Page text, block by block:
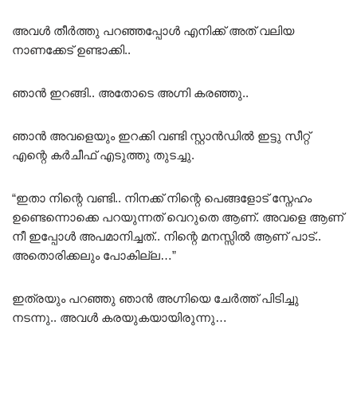
അവൾ തീർത്തു പറഞ്ഞപ്പോൾ എനിക്ക് അത് വലിയ
നാണക്കേട് ഉണ്ടാക്കി..
ഞാൻ ഇറങ്ങി.. അതോടെ അഗ്നി കരഞ്ഞു..
ഞാൻ അവളെയും ഇറക്കി വണ്ടി സ്റ്റാൻഡിൽ ഇട്ടു സീറ്റ്‌
എന്റെ കർചീഫ് എടുത്തു തുടച്ചു.
“ഇതാ നിന്റെ വണ്ടി.. നിനക്ക് നിന്റെ പെങ്ങളോട് സ്നേഹം
ഉണ്ടെന്നൊക്കെ പറയുന്നത് വെറുതെ ആണ്. അവളെ ആണ്
നീ ഇപ്പോൾ അപമാനിച്ചത്.. നിന്റെ മനസ്സിൽ ആണ് പാട്..
അതൊരിക്കലും പോകില്ല…”
ഇത്രയും പറഞ്ഞു ഞാൻ അഗ്നിയെ ചേർത്ത് പിടിച്ചു
നടന്നു.. അവൾ കരയുകയായിരുന്നു…